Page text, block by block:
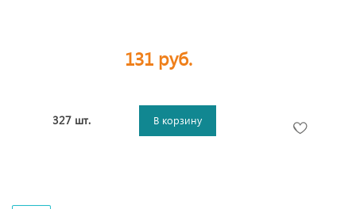
131 руб.
327 шт. В корзину